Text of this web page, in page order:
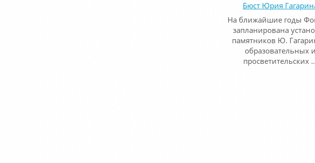
Бюст Юрия
На ближайшие годы
запланирована
памятников Ю.
образовательных и
просветительских